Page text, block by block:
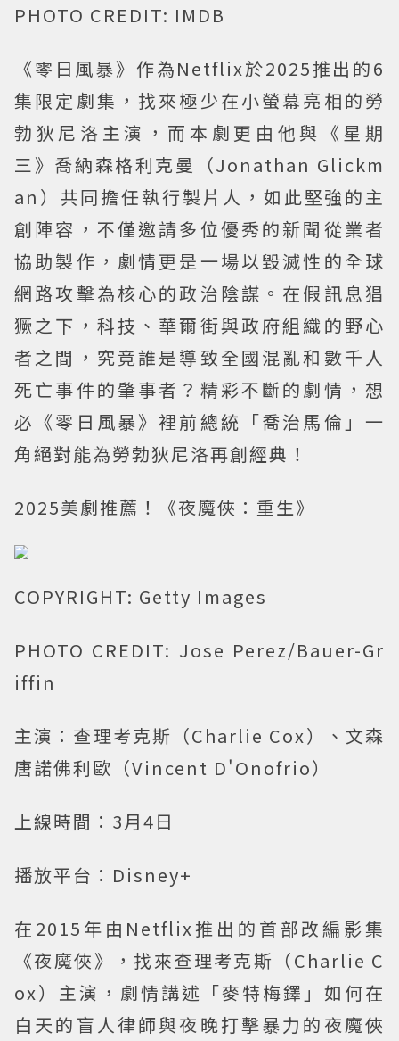
PHOTO CREDIT: IMDB
《零日風暴》作為Netflix於2025推出的6
集限定劇集，找來極少在小螢幕亮相的勞
勃狄尼洛主演，而本劇更由他與《星期
三》喬納森格利克曼（Jonathan Glickm
an）共同擔任執行製片人，如此堅強的主
創陣容，不僅邀請多位優秀的新聞從業者
協助製作，劇情更是一場以毀滅性的全球
網路攻擊為核心的政治陰謀。在假訊息猖
獗之下，科技、華爾街與政府組織的野心
者之間，究竟誰是導致全國混亂和數千人
死亡事件的肇事者？精彩不斷的劇情，想
必《零日風暴》裡前總統「喬治馬倫」一
角絕對能為勞勃狄尼洛再創經典！
2025美劇推薦！《夜魔俠：重生》
COPYRIGHT: Getty Images
PHOTO CREDIT: Jose Perez/Bauer-Gr
iffin
主演：查理考克斯（Charlie Cox）、文森
唐諾佛利歐（Vincent D'Onofrio）
上線時間：3月4日
播放平台：Disney+
在2015年由Netflix推出的首部改編影集
《夜魔俠》，找來查理考克斯（Charlie C
ox）主演，劇情講述「麥特梅鐸」如何在
白天的盲人律師與夜晚打擊暴力的夜魔俠